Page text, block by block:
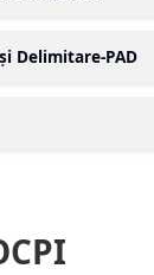
Delimitare-PAD